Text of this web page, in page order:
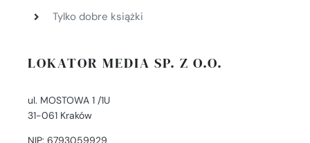
Tylko dobre książki
LOKATOR MEDIA SP. Z O.O.
ul. MOSTOWA 1 /1U
31-061 Kraków
NIP: 6793059929